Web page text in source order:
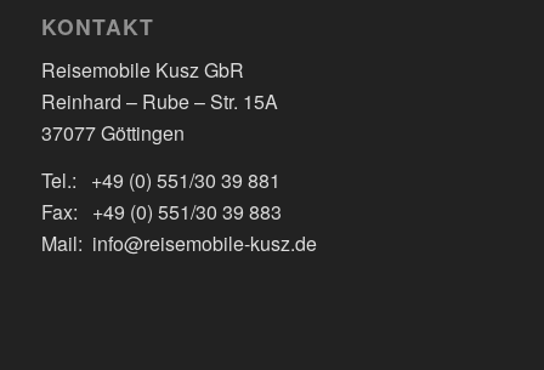
KONTAKT
Reisemobile Kusz GbR
Reinhard – Rube – Str. 15A
37077 Göttingen
Tel.: +49 (0) 551/30 39 881
Fax: +49 (0) 551/30 39 883
Mail: info@reisemobile-kusz.de